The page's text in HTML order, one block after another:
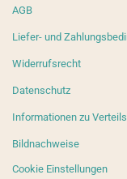
AGB
Liefer- und
Widerrufsrecht
Datenschutz
Informationen zu
Bildnachweise
Cookie Einstellungen